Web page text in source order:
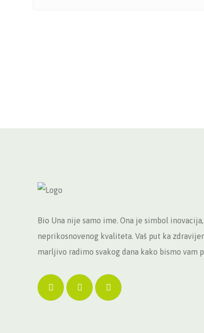
Bio Una nije samo ime. Ona je simbol
neprikosnovenog kvaliteta. Vaš put ka
marljivo radimo svakog dana kako bismo